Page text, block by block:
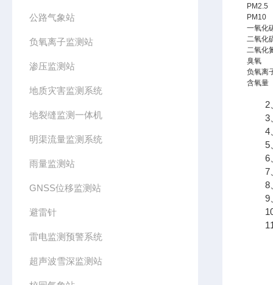
公路气象站
负氧离子监测站
渗压监测站
地质灾害监测系统
地裂缝监测一体机
明渠流量监测系统
雨量监测站
GNSS位移监测站
避雷针
雷电监测预警系统
超声波雪深监测站
PM2.5
PM10
一氧化
二氧化
二氧化
臭氧
负氧离
含氧量
2、
3、
4、
5、
6、
7、
8、
9、
10
11